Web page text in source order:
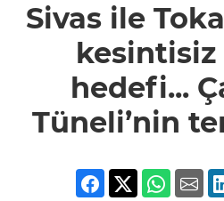
ulaşım
hedefi...
temeli
atıldı
Sivas ile
kesintisiz
hedefi...
Tüneli’nin